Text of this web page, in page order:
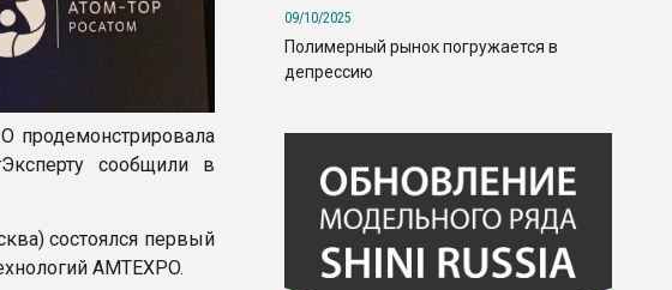
продемонстрировала
сообщили в
состоялся первый
AMTEXPO.
09/10/2025
Полимерный рынок погружается в
депрессию